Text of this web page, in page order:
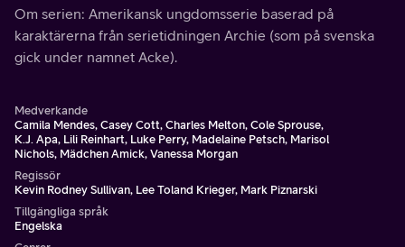
Om serien: Amerikansk ungdomsserie baserad på
karaktärerna från serietidningen Archie (som på svenska
gick under namnet Acke).
Medverkande
Camila Mendes, Casey Cott, Charles Melton, Cole Sprouse,
K.J. Apa, Lili Reinhart, Luke Perry, Madelaine Petsch, Marisol
Nichols, Mädchen Amick, Vanessa Morgan
Regissör
Kevin Rodney Sullivan, Lee Toland Krieger, Mark Piznarski
Tillgängliga språk
Engelska